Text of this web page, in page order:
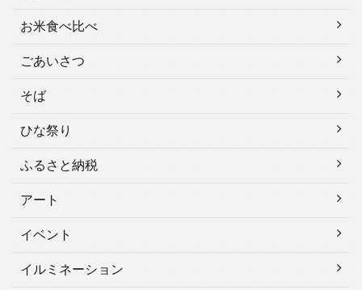
お米食べ比べ
ごあいさつ
そば
ひな祭り
ふるさと納税
アート
イベント
イルミネーション